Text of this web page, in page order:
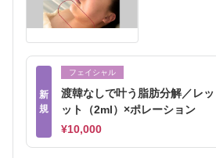
新
規
フェイシャル
渡韓なしで叶う脂肪分解／レッ
ット（2ml）×ポレーション
¥10,000